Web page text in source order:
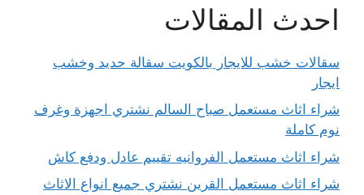
احدث المقالات
سقالات خشب للايجار بالكويت سقالة حديد وخشب
ايجار
شراء اثاث مستعمل صباح السالم نشتري اجهزة وغرف
نوم كاملة
شراء اثاث مستعمل الفروانيه تقييم عادل ودفع كاش
شراء اثاث مستعمل القرين نشتري جميع انواع الاثاث